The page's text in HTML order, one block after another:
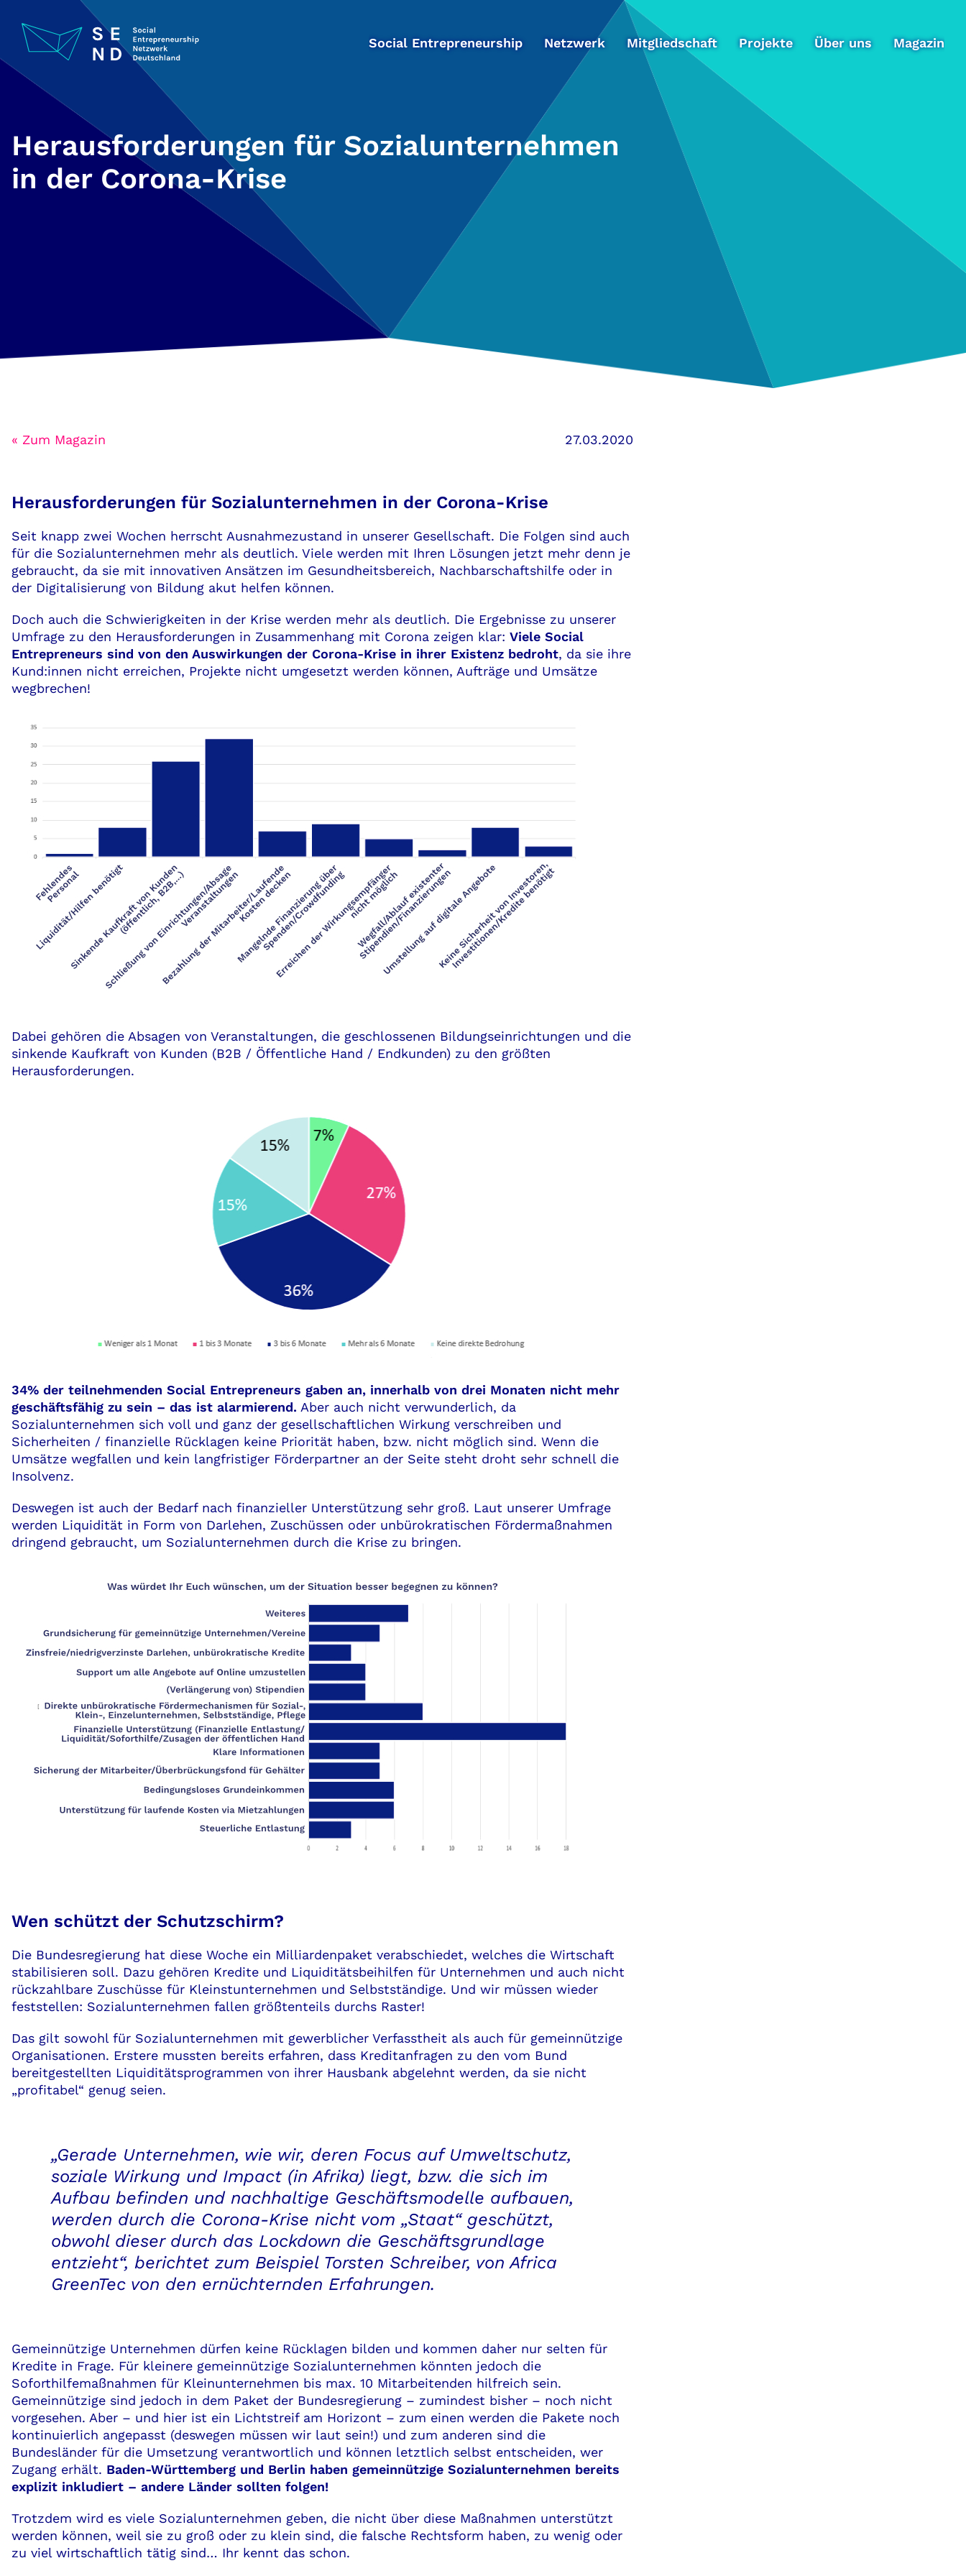
Inhalt
springen
Social Entrepreneurship Netzwerk Mitgliedschaft Projekte Über uns Magazin
Herausforderungen für Sozialunternehmen
in der Corona-Krise
« Zum Magazin 27.03.2020
Herausforderungen für Sozialunternehmen in der Corona-Krise
Seit knapp zwei Wochen herrscht Ausnahmezustand in unserer Gesellschaft. Die Folgen sind auch
für die Sozialunternehmen mehr als deutlich. Viele werden mit Ihren Lösungen jetzt mehr denn je
gebraucht, da sie mit innovativen Ansätzen im Gesundheitsbereich, Nachbarschaftshilfe oder in
der Digitalisierung von Bildung akut helfen können.
Doch auch die Schwierigkeiten in der Krise werden mehr als deutlich. Die Ergebnisse zu unserer
Umfrage zu den Herausforderungen in Zusammenhang mit Corona zeigen klar: Viele Social
Entrepreneurs sind von den Auswirkungen der Corona-Krise in ihrer Existenz bedroht, da sie ihre
Kund:innen nicht erreichen, Projekte nicht umgesetzt werden können, Aufträge und Umsätze
wegbrechen!
Dabei gehören die Absagen von Veranstaltungen, die geschlossenen Bildungseinrichtungen und die
sinkende Kaufkraft von Kunden (B2B / Öffentliche Hand / Endkunden) zu den größten
Herausforderungen.
34% der teilnehmenden Social Entrepreneurs gaben an, innerhalb von drei Monaten nicht mehr
geschäftsfähig zu sein – das ist alarmierend. Aber auch nicht verwunderlich, da
Sozialunternehmen sich voll und ganz der gesellschaftlichen Wirkung verschreiben und
Sicherheiten / finanzielle Rücklagen keine Priorität haben, bzw. nicht möglich sind. Wenn die
Umsätze wegfallen und kein langfristiger Förderpartner an der Seite steht droht sehr schnell die
Insolvenz.
Deswegen ist auch der Bedarf nach finanzieller Unterstützung sehr groß. Laut unserer Umfrage
werden Liquidität in Form von Darlehen, Zuschüssen oder unbürokratischen Fördermaßnahmen
dringend gebraucht, um Sozialunternehmen durch die Krise zu bringen.
Wen schützt der Schutzschirm?
Die Bundesregierung hat diese Woche ein Milliardenpaket verabschiedet, welches die Wirtschaft
stabilisieren soll. Dazu gehören Kredite und Liquiditätsbeihilfen für Unternehmen und auch nicht
rückzahlbare Zuschüsse für Kleinstunternehmen und Selbstständige. Und wir müssen wieder
feststellen: Sozialunternehmen fallen größtenteils durchs Raster!
Das gilt sowohl für Sozialunternehmen mit gewerblicher Verfasstheit als auch für gemeinnützige
Organisationen. Erstere mussten bereits erfahren, dass Kreditanfragen zu den vom Bund
bereitgestellten Liquiditätsprogrammen von ihrer Hausbank abgelehnt werden, da sie nicht
„profitabel“ genug seien.
„Gerade Unternehmen, wie wir, deren Focus auf Umweltschutz,
soziale Wirkung und Impact (in Afrika) liegt, bzw. die sich im
Aufbau befinden und nachhaltige Geschäftsmodelle aufbauen,
werden durch die Corona-Krise nicht vom „Staat“ geschützt,
obwohl dieser durch das Lockdown die Geschäftsgrundlage
entzieht“, berichtet zum Beispiel Torsten Schreiber, von Africa
GreenTec von den ernüchternden Erfahrungen.
Gemeinnützige Unternehmen dürfen keine Rücklagen bilden und kommen daher nur selten für
Kredite in Frage. Für kleinere gemeinnützige Sozialunternehmen könnten jedoch die
Soforthilfemaßnahmen für Kleinunternehmen bis max. 10 Mitarbeitenden hilfreich sein.
Gemeinnützige sind jedoch in dem Paket der Bundesregierung – zumindest bisher – noch nicht
vorgesehen. Aber – und hier ist ein Lichtstreif am Horizont – zum einen werden die Pakete noch
kontinuierlich angepasst (deswegen müssen wir laut sein!) und zum anderen sind die
Bundesländer für die Umsetzung verantwortlich und können letztlich selbst entscheiden, wer
Zugang erhält. Baden-Württemberg und Berlin haben gemeinnützige Sozialunternehmen bereits
explizit inkludiert – andere Länder sollten folgen!
Trotzdem wird es viele Sozialunternehmen geben, die nicht über diese Maßnahmen unterstützt
werden können, weil sie zu groß oder zu klein sind, die falsche Rechtsform haben, zu wenig oder
zu viel wirtschaftlich tätig sind… Ihr kennt das schon.